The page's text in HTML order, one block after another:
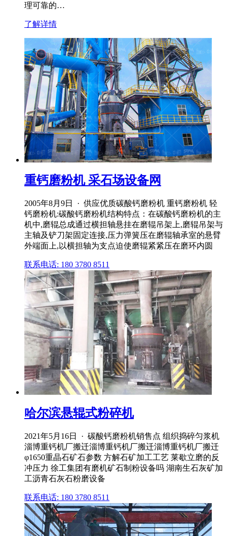
理可靠的…
了解详情
重钙磨粉机 采石场设备网
2005年8月9日 · 供应优质碳酸钙磨粉机 重钙磨粉机 轻
钙磨粉机:碳酸钙磨粉机结构特点：在碳酸钙磨粉机的主
机中,磨辊总成通过横担轴悬挂在磨辊吊架上,磨辊吊架与
主轴及铲刀架固定连接,压力弹簧压在磨辊轴承室的悬臂
外端面上,以横担轴为支点迫使磨辊紧紧压在磨环内圆
联系电话: 180 3780 8511
哈尔滨悬辊式粉碎机
2021年5月16日 · 碳酸钙磨粉机销售点 组织捣碎匀浆机
淄博重钙机厂搬迁淄博重钙机厂搬迁淄博重钙机厂搬迁
φ1650重晶石矿石参数 方解石矿加工工艺 莱歇立磨的反
冲压力 徐工集团有磨机矿石制粉设备吗 湖南生石灰矿加
工沥青石灰石粉磨设备
联系电话: 180 3780 8511